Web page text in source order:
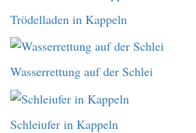
Trödelladen in Kappeln
Wasserrettung auf der Schlei
Schleiufer in Kappeln